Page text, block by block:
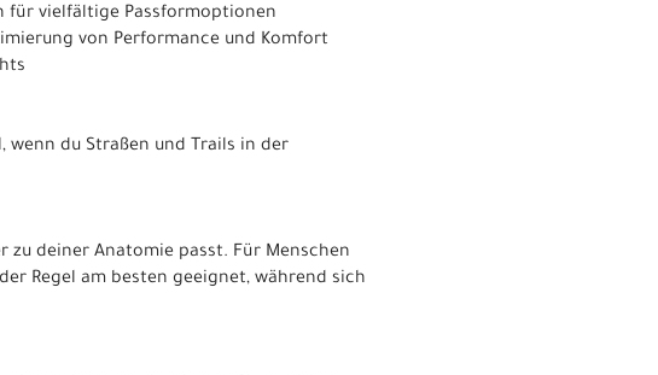
für vielfältige Passformoptionen
von Performance und Komfort
wenn du Straßen und Trails in der
deiner Anatomie passt. Für Menschen
Regel am besten geeignet, während sich